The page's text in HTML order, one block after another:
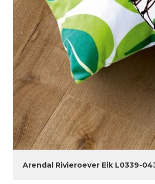
Arendal Rivieroever Eik L0339-